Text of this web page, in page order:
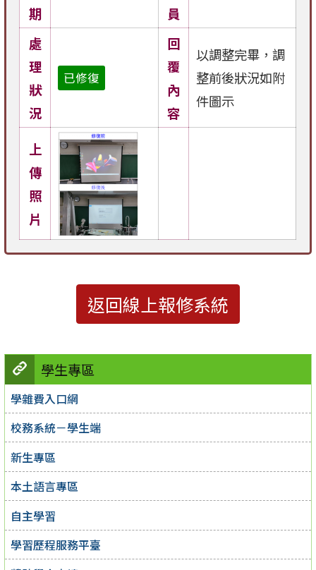
學生專區
學雜費入口網
校務系統－學生端
新生專區
本土語言專區
自主學習
學習歷程服務平臺
期
員
處
理
狀
況
已修復
回
覆
內
容
以調整完畢，調
整前後狀況如附
件圖示
上
傳
照
片
返回線上報修系統